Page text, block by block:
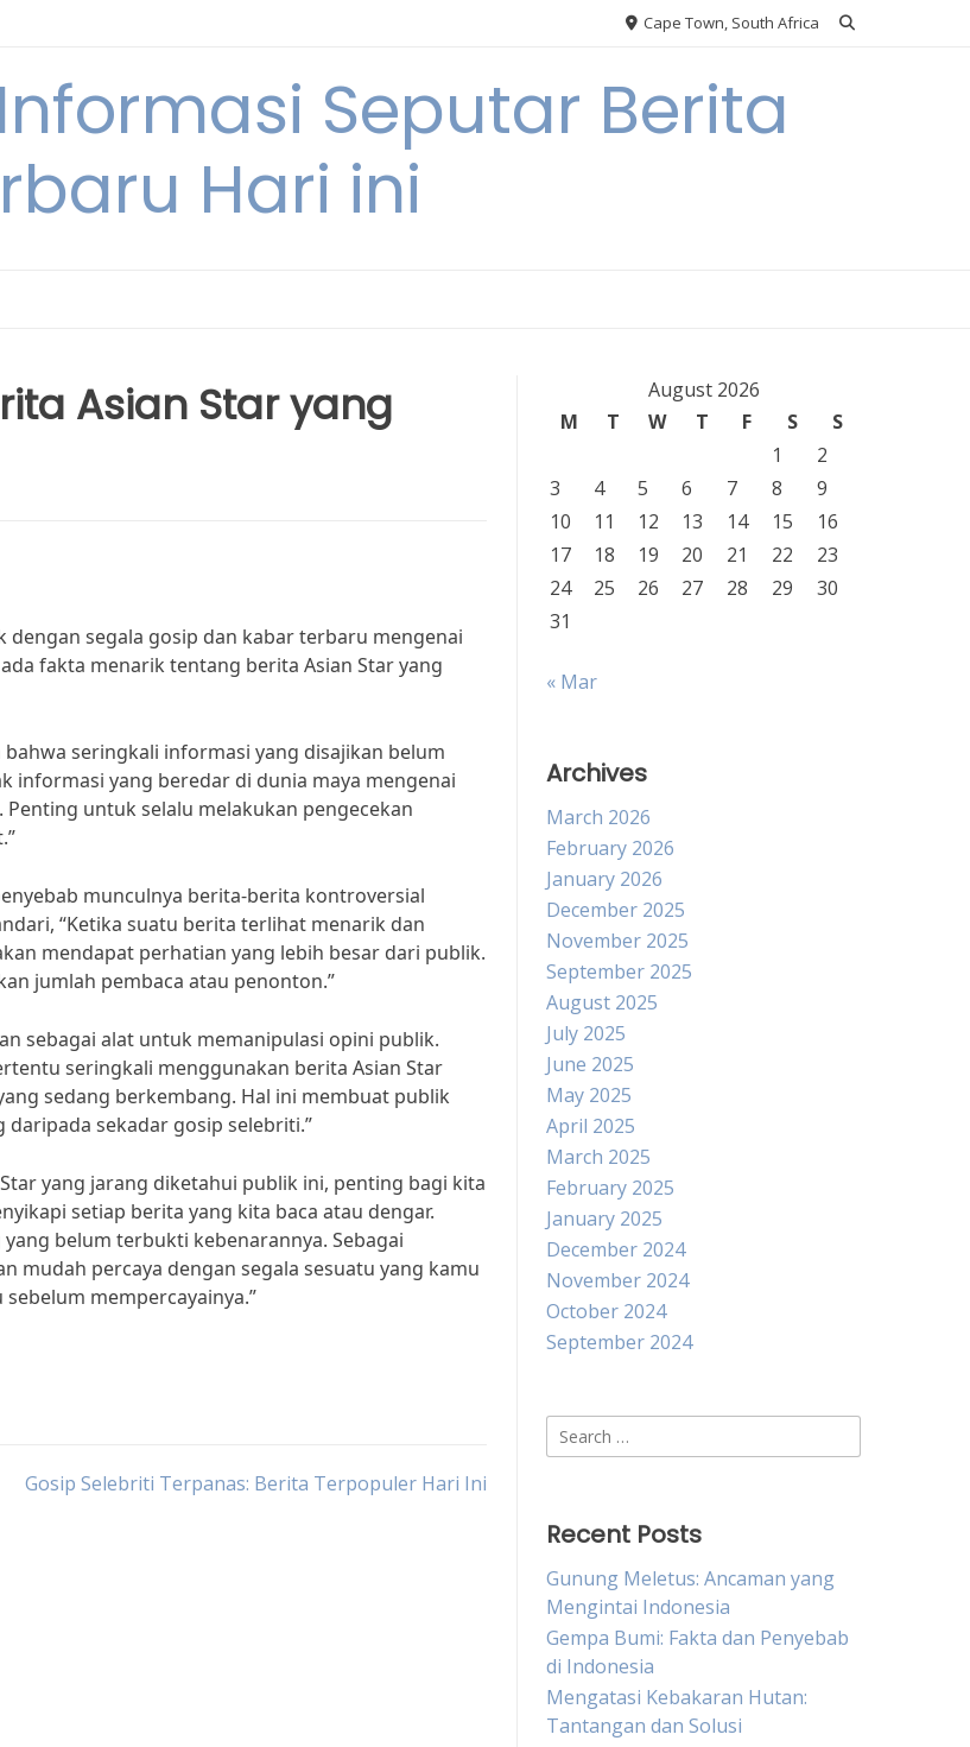
Cape Town, South Africa
Informasi Seputar Berita
Hari ini
Asian Star yang
segala gosip dan kabar terbaru mengenai
fakta menarik tentang berita Asian Star yang
seringkali informasi yang disajikan belum
informasi yang beredar di dunia maya mengenai
untuk selalu melakukan pengecekan
munculnya berita-berita kontroversial
“Ketika suatu berita terlihat menarik dan
mendapat perhatian yang lebih besar dari publik.
jumlah pembaca atau penonton.”
sebagai alat untuk memanipulasi opini publik.
seringkali menggunakan berita Asian Star
sedang berkembang. Hal ini membuat publik
sekadar gosip selebriti.”
yang jarang diketahui publik ini, penting bagi kita
setiap berita yang kita baca atau dengar.
belum terbukti kebenarannya. Sebagai
mudah percaya dengan segala sesuatu yang kamu
mempercayainya.”
Gosip Selebriti Terpanas: Berita Terpopuler Hari Ini
August 2026
M
T W T F S
S
1
2
3
4 5 6 7 8
9
10
11 12 13 14 15
16
17
18 19 20 21 22
23
24
25 26 27 28 29
30
31
« Mar
Archives
March 2026
February 2026
January 2026
December 2025
November 2025
September 2025
August 2025
July 2025
June 2025
May 2025
April 2025
March 2025
February 2025
January 2025
December 2024
November 2024
October 2024
September 2024
Search
for:
Recent Posts
Gunung Meletus: Ancaman yang
Mengintai Indonesia
Gempa Bumi: Fakta dan Penyebab
di Indonesia
Mengatasi Kebakaran Hutan:
Tantangan dan Solusi